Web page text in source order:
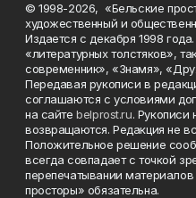
© 1998-2026, «Бельские
художественный и
Издается с декабря 1998
«литературных толстяков»,
современник», «Знамя»,
Передавая рукописи в
соглашаются с условиями
на сайтеbelprost.ru. Рукописи
возвращаются. Редакция не
Положительное решение
всегда совпадает с точкой
перепечатывании
просторы» обязательна.